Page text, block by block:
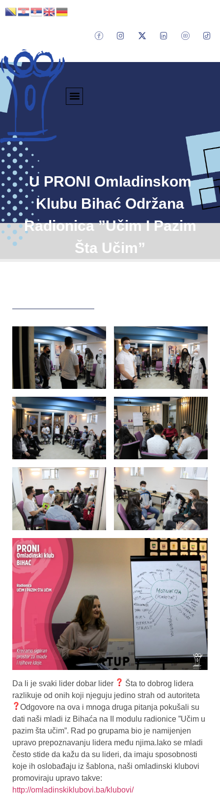
U PRONI Omladinskom
Klubu Bihać Održana
Radionica ”Učim I Pazim
Šta Učim”
Da li je svaki lider dobar lider
Šta to dobrog lidera
razlikuje od onih koji njeguju jedino strah od autoriteta
Odgovore na ova i mnoga druga pitanja pokušali su
dati naši mladi iz Bihaća na II modulu radionice ”Učim u
pazim šta učim”. Rad po grupama bio je namijenjen
upravo prepoznavanju lidera među njima.Iako se mladi
često stide da kažu da su lideri, da imaju sposobnosti
koje ih oslobađaju iz šablona, naši omladinski klubovi
promoviraju upravo takve:
http://omladinskiklubovi.ba/klubovi/